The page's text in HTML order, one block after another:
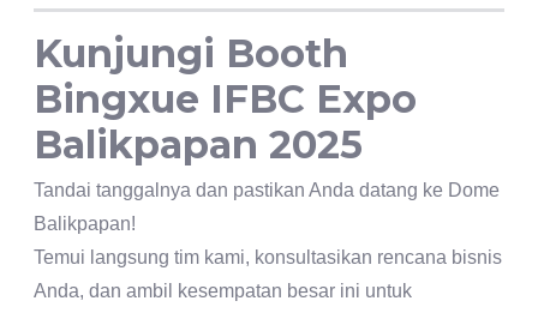
Kunjungi Booth
Bingxue IFBC Expo
Balikpapan 2025
Tandai tanggalnya dan pastikan Anda datang ke Dome
Balikpapan!
Temui langsung tim kami, konsultasikan rencana bisnis
Anda, dan ambil kesempatan besar ini untuk